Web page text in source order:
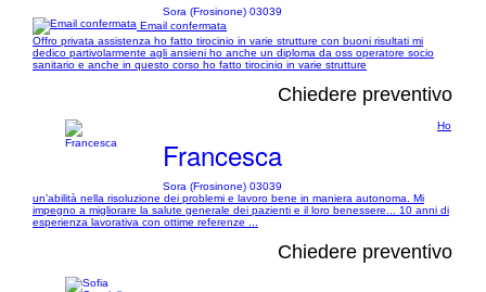
Sora (Frosinone) 03039
Email confermata
Offro privata assistenza ho fatto tirocinio in varie strutture con buoni risultati mi
dedico partivolarmente agli ansieni ho anche un diploma da oss operatore socio
sanitario e anche in questo corso ho fatto tirocinio in varie strutture
Chiedere preventivo
Francesca
Sora (Frosinone) 03039
Ho
un’abilità nella risoluzione dei problemi e lavoro bene in maniera autonoma. Mi
impegno a migliorare la salute generale dei pazienti e il loro benessere... 10 anni di
esperienza lavorativa con ottime referenze ...
Chiedere preventivo